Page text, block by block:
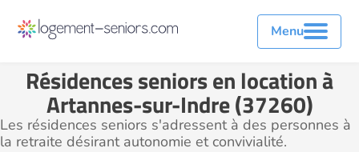
Menu
Résidences seniors en location à
Artannes-sur-Indre (37260)
Les résidences seniors s'adressent à des personnes à
la retraite désirant autonomie et convivialité.